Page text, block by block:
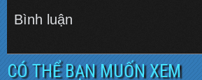
Bình luận
CÓ THỂ BẠN MUỐN XEM